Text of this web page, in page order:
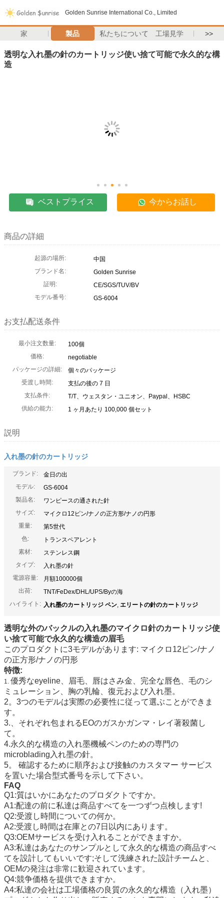
Golden Sunrise International Co., Limited
家 製品 私たちについて 工場見学 >>
透明な入れ墨の針のカートリッジ使い捨て可能で永久的な構
造
ベストプライス 今からお話し
商品の詳細
起源の場所:
中国
ブランド名:
Golden Sunrise
証明:
CE/SGS/TUV/BV
モデル番号:
GS-6004
お支払配送条件
最小注文数量:
100個
価格:
negotiable
パッケージの詳細:
個々のパッケージ
受渡し時間:
支払の後の 7 日
支払条件:
T/T、ウェスタン・ユニオン、Paypal、HSBC
供給の能力:
1 ヶ月あたり 100,000 個セット
説明
入れ墨の針のカートリッジ
ブランド:
金日の出
モデル:
GS-6004
製品名:
ワンピースの通された針
サイズ:
マイクロ12ピン/ナノの正方形/ナノの円形
重量:
第5世代
色:
トランスペアレント
素材:
ステンレス鋼
タイプ:
入れ墨の針
電源容量:
月額100000個
出荷:
TNT/FeDex/DHL/UPS/Byの海
ハイライト: 入れ墨のカートリッジ ペン, エリートの針のカートリッジ
透明な外のバックルの入れ墨のマイクロ針のカートリッジ使
い捨て可能で永久的な構造の眉毛
このプロダクトに3モデルがあります: マイクロ12ピン/ナノ
の正方形/ナノの円形
特徴:
1. 優秀なeyeline、眉毛、唇はさみ金、完全な唇色、毛のシ
ミュレーション、胸の乳輪、復元および入れ墨。
2。3つのモデルは実際の必要性に従って選ぶことができま
す。
3.、それぞれ包まれるEOのガスかガンマ・レイ著殺菌し
て。
4.永久的な構造の入れ墨機械ペンのための専門の
microblading入れ墨の針。
5。 確認するために順序および接触のカスタマー サービス
を置いた場合型式番号を示して下さい。
FAQ
Q1:質はいかにあなたのプロダクトですか。
A1:配達の前に私達は商品すべてを一つずつ点検します!
Q2:受渡し時間についての何か。
A2:受渡し時間は在庫との7日以内にあります。
Q3:OEMサービスを受け入れることができますか。
A3:私達はあなたのサンプルとして永久的な構造の商品すべ
てを設計してもいいです;そして洗練された設計チームと、
OEMの発注は非常に歓迎されています。
Q4:競争価格を提供できますか。
A4:私達の会社は工場価格の良質の永久的な構造（入れ墨）